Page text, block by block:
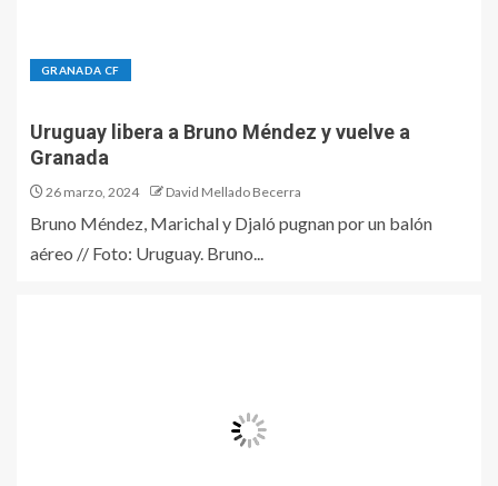
GRANADA CF
Uruguay libera a Bruno Méndez y vuelve a
Granada
26 marzo, 2024 David Mellado Becerra
Bruno Méndez, Marichal y Djaló pugnan por un balón
aéreo // Foto: Uruguay. Bruno...